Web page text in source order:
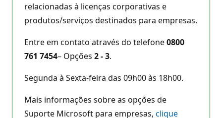
relacionadas à licenças corporativas e
produtos/serviços destinados para empresas.
Entre em contato através do telefone0800
761 7454– Opções 2 - 3.
Segunda à Sexta-feira das 09h00 às 18h00.
Mais informações sobre as opções de
Suporte Microsoft para empresas, clique